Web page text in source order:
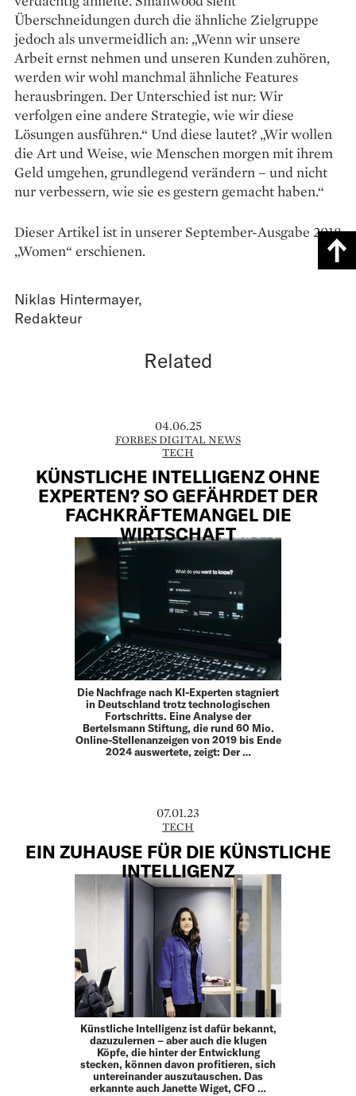
Überschneidungen durch die ähnliche Zielgruppe
jedoch als unvermeidlich an: „Wenn wir unsere
Arbeit ernst nehmen und unseren Kunden zuhören,
werden wir wohl manchmal ähnliche Features
herausbringen. Der Unterschied ist nur: Wir
verfolgen eine andere Strategie, wie wir diese
Lösungen ausführen.“ Und diese lautet? „Wir wollen
die Art und Weise, wie Menschen morgen mit ihrem
Geld umgehen, grundlegend verändern – und nicht
nur verbessern, wie sie es gestern gemacht haben.“
Dieser Artikel ist in unserer September-Ausgabe 2018
„Women“ erschienen.
Niklas Hintermayer,
Redakteur
Related
04.06.25
FORBES DIGITAL NEWS
TECH
KÜNSTLICHE INTELLIGENZ OHNE
EXPERTEN? SO GEFÄHRDET DER
FACHKRÄFTEMANGEL DIE
WIRTSCHAFT
Die Nachfrage nach KI-Experten stagniert
in Deutschland trotz technologischen
Fortschritts. Eine Analyse der
Bertelsmann Stiftung, die rund 60 Mio.
Online-Stellenanzeigen von 2019 bis Ende
2024 auswertete, zeigt: Der …
07.01.23
TECH
EIN ZUHAUSE FÜR DIE KÜNSTLICHE
INTELLIGENZ
Künstliche Intelligenz ist dafür bekannt,
dazuzulernen – aber auch die klugen
Köpfe, die hinter der Entwicklung
stecken, können davon profitieren, sich
untereinander auszutauschen. Das
erkannte auch Janette Wiget, CFO …